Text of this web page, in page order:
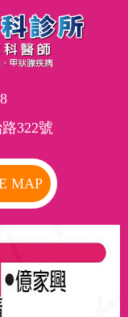
322號
MAP